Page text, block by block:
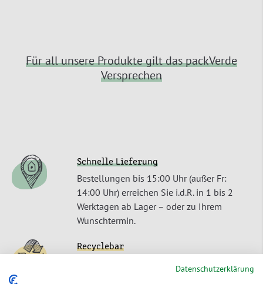
Für all unsere Produkte gilt das packVerde
Versprechen
Schnelle Lieferung
Bestellungen bis 15:00 Uhr (außer Fr:
14:00 Uhr) erreichen Sie i.d.R. in 1 bis 2
Werktagen ab Lager – oder zu Ihrem
Wunschtermin.
Recyclebar
Datenschutzerklärung